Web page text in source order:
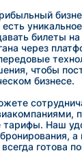
есть
билеты
через
чтобы
бизнесе.
тарифы. Наш
а
готова